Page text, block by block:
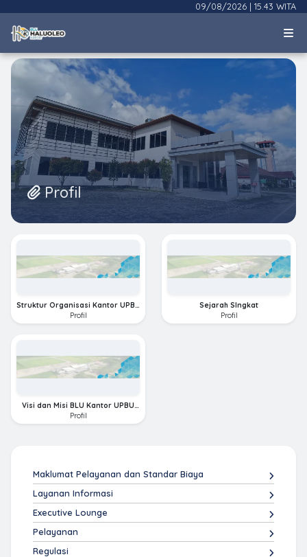
09/08/2026 | 15.43 WITA
Profil
Struktur Organisasi Kantor UPBU
Kelas I Halu Oleo Kendari
Profil
Sejarah SIngkat
Profil
Visi dan Misi BLU Kantor UPBU
Kelas I Haluoleo
Profil
Maklumat Pelayanan dan Standar Biaya
Layanan Informasi
Executive Lounge
Pelayanan
Regulasi